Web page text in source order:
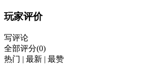
玩家评价
写评论
全部评分(0)
热门 | 最新 | 最赞